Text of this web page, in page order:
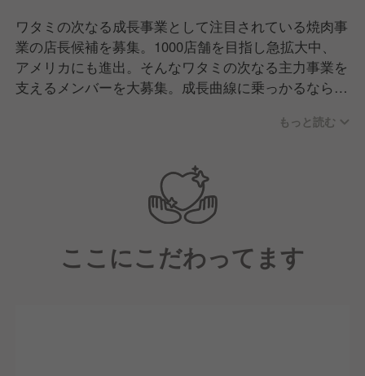
ワタミの次なる成長事業として注目されている焼肉事
業の店長候補を募集。1000店舗を目指し急拡大中、
アメリカにも進出。そんなワタミの次なる主力事業を
支えるメンバーを大募集。成長曲線に乗っかるなら今
ークがよく、フロア・厨房スタッフ共に明るく元気な
スタッフで毎日笑顔あふれる雰囲気です。
もっと読む
ここにこだわってます